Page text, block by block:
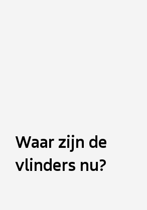
Waar zijn de
vlinders nu?